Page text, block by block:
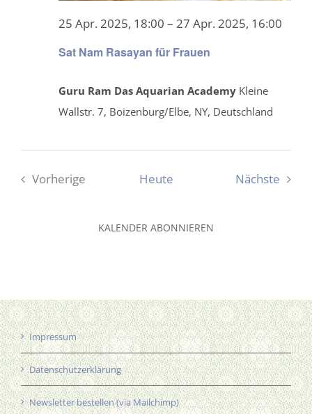
Sat Nam Rasayan für Frauen
25 Apr. 2025, 18:00 – 27 Apr. 2025, 16:00
Guru Ram Das Aquarian Academy Kleine
Wallstr. 7, Boizenburg/Elbe, NY, Deutschland
Vorherige
Heute Nächste
KALENDER ABONNIEREN
Impressum
Datenschutzerklärung
Newsletter bestellen (via Mailchimp)